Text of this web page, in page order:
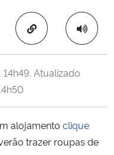
Comunicações
Copiar para área
. Atualizado
alojamento clique
trazer roupas de